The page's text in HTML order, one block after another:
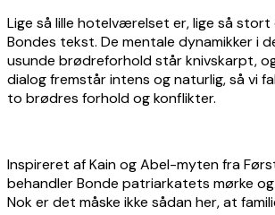
Lige så lille hotelværelset er, lige så
Bondes tekst. De mentale dynamikker i
usunde brødreforhold står knivskarpt,
dialog fremstår intens og naturlig, så vi
to brødres forhold og konflikter.
Inspireret af Kain og Abel-myten fra
behandler Bonde patriarkatets mørke og
Nok er det måske ikke sådan her, at